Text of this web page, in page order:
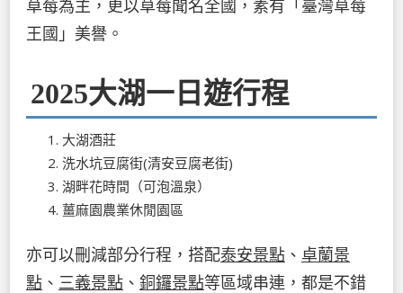
草莓為主，更以草莓聞名全國，素有「臺灣草莓
王國」美譽。
2025大湖一日遊行程
大湖酒莊
洗水坑豆腐街(清安豆腐老街)
湖畔花時間（可泡溫泉）
薑麻園農業休閒園區
亦可以刪減部分行程，搭配泰安景點 、 卓蘭景
點 、 三義景點 、 銅鑼景點等區域串連，都是不錯